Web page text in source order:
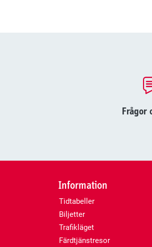
Frågor
Information
Tidtabeller
Biljetter
Trafikläget
Färdtjänstresor